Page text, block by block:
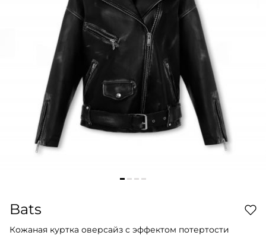
Bats
Кожаная куртка оверсайз с эффектом потертости